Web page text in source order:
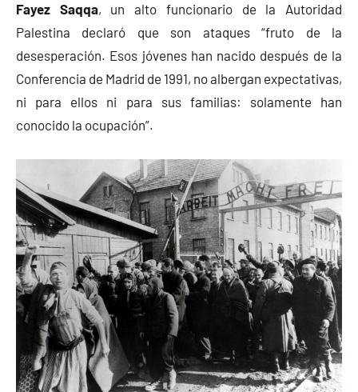
Fayez Saqqa, un alto funcionario de la Autoridad
Palestina declaró que son ataques “fruto de la
desesperación. Esos jóvenes han nacido después de la
Conferencia de Madrid de 1991, no albergan expectativas,
ni para ellos ni para sus familias: solamente han
conocido la ocupación”.